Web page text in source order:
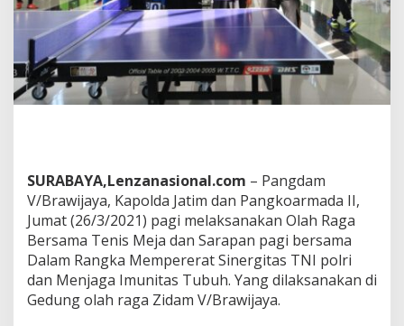
n
e
g
i
t
a
n
g
d
a
m
V
B
r
SURABAYA,Lenzanasional.com – Pangdam
V/Brawijaya, Kapolda Jatim dan Pangkoarmada II,
Jumat (26/3/2021) pagi melaksanakan Olah Raga
Bersama Tenis Meja dan Sarapan pagi bersama
Dalam Rangka Mempererat Sinergitas TNI polri
dan Menjaga Imunitas Tubuh. Yang dilaksanakan di
Gedung olah raga Zidam V/Brawijaya.